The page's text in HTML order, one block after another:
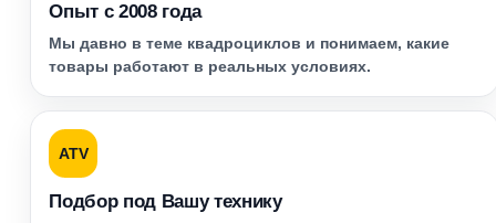
Опыт с 2008 года
Мы давно в теме квадроциклов и понимаем, какие
товары работают в реальных условиях.
ATV
Подбор под Вашу технику